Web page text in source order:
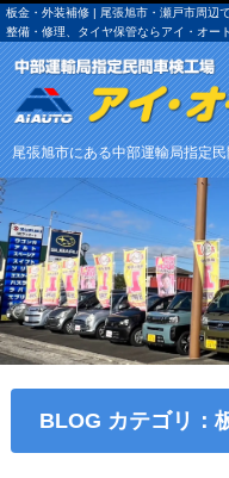
板金・外装補修 | 尾張旭市・瀬戸市周辺
整備・修理、タイヤ保管ならアイ・オート
尾張旭市にある中部運輸局指定
BLOG カテゴリ：